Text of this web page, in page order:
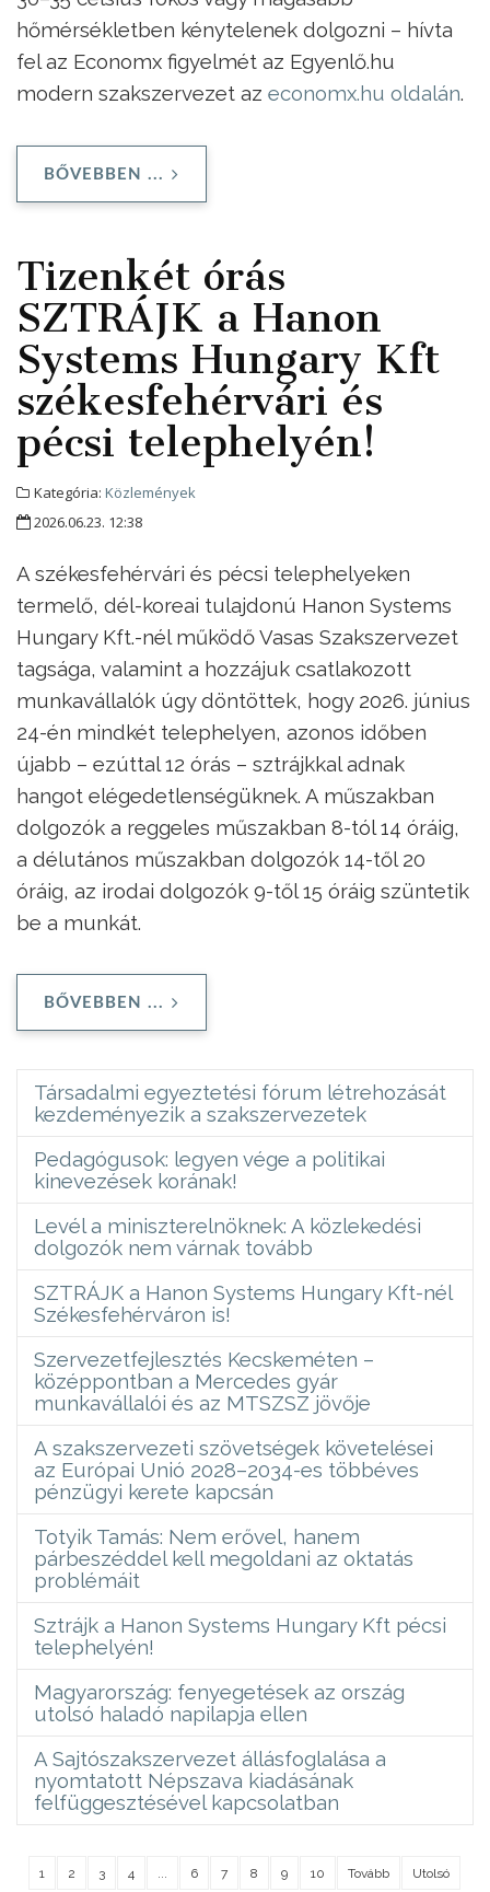
hőmérsékletben kénytelenek dolgozni – hívta
fel az Economx figyelmét az Egyenlő.hu
modern szakszervezet az economx.hu oldalán.
BŐVEBBEN ...
Tizenkét órás
SZTRÁJK a Hanon
Systems Hungary Kft
székesfehérvári és
pécsi telephelyén!
Kategória: Közlemények
2026.06.23. 12:38
A székesfehérvári és pécsi telephelyeken
termelő, dél-koreai tulajdonú Hanon Systems
Hungary Kft.-nél működő Vasas Szakszervezet
tagsága, valamint a hozzájuk csatlakozott
munkavállalók úgy döntöttek, hogy 2026. június
24-én mindkét telephelyen, azonos időben
újabb – ezúttal 12 órás – sztrájkkal adnak
hangot elégedetlenségüknek. A műszakban
dolgozók a reggeles műszakban 8-tól 14 óráig,
a délutános műszakban dolgozók 14-től 20
óráig, az irodai dolgozók 9-től 15 óráig szüntetik
be a munkát.
BŐVEBBEN ...
Társadalmi egyeztetési fórum létrehozását
kezdeményezik a szakszervezetek
Pedagógusok: legyen vége a politikai
kinevezések korának!
Levél a miniszterelnöknek: A közlekedési
dolgozók nem várnak tovább
SZTRÁJK a Hanon Systems Hungary Kft-nél
Székesfehérváron is!
Szervezetfejlesztés Kecskeméten –
középpontban a Mercedes gyár
munkavállalói és az MTSZSZ jövője
A szakszervezeti szövetségek követelései
az Európai Unió 2028–2034-es többéves
pénzügyi kerete kapcsán
Totyik Tamás: Nem erővel, hanem
párbeszéddel kell megoldani az oktatás
problémáit
Sztrájk a Hanon Systems Hungary Kft pécsi
telephelyén!
Magyarország: fenyegetések az ország
utolsó haladó napilapja ellen
A Sajtószakszervezet állásfoglalása a
nyomtatott Népszava kiadásának
felfüggesztésével kapcsolatban
1 2 3 4 ... 6 7 8 9 10 Tovább Utolsó